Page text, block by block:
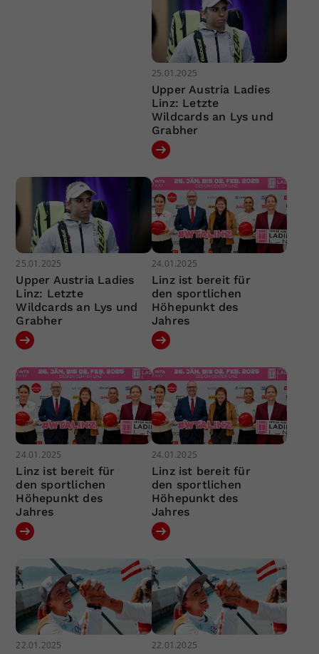
25.01.2025
Upper Austria Ladies
Linz: Letzte
Wildcards an Lys und
Grabher
25.01.2025
Upper Austria Ladies
Linz: Letzte
Wildcards an Lys und
Grabher
24.01.2025
Linz ist bereit für
den sportlichen
Höhepunkt des
Jahres
24.01.2025
Linz ist bereit für
den sportlichen
Höhepunkt des
Jahres
24.01.2025
Linz ist bereit für
den sportlichen
Höhepunkt des
Jahres
22.01.2025 22.01.2025